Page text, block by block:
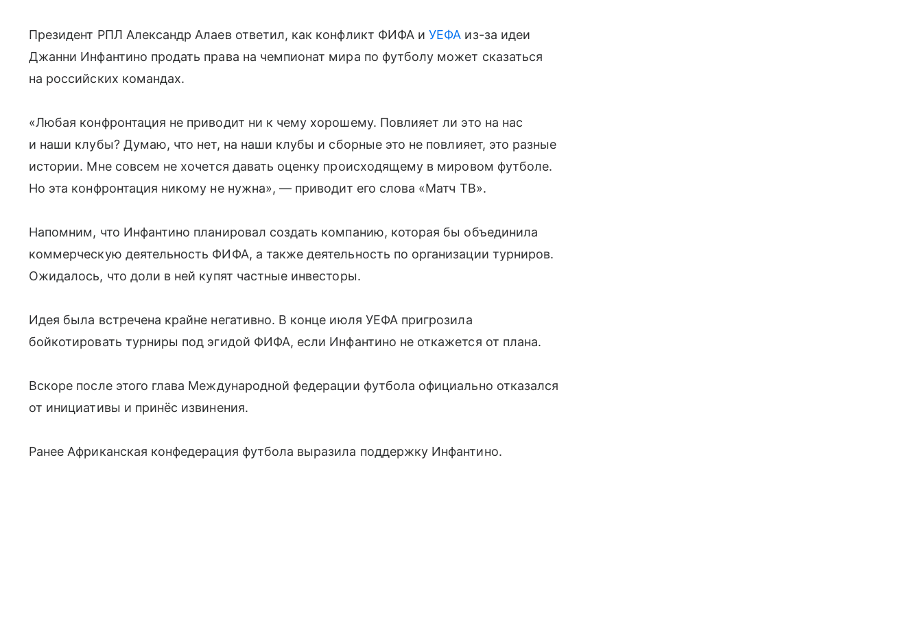
Президент РПЛ Александр Алаев ответил, как конфликт ФИФА иУЕФА из-за идеи
Джанни Инфантино продать права на чемпионат мира по футболу может сказаться
на российских командах.
«Любая конфронтация не приводит ни к чему хорошему. Повлияет ли это на нас
и наши клубы? Думаю, что нет, на наши клубы и сборные это не повлияет, это разные
истории. Мне совсем не хочется давать оценку происходящему в мировом футболе.
Но эта конфронтация никому не нужна», — приводит его слова «Матч ТВ».
Напомним, что Инфантино планировал создать компанию, которая бы объединила
коммерческую деятельность ФИФА, а также деятельность по организации турниров.
Ожидалось, что доли в ней купят частные инвесторы.
Идея была встречена крайне негативно. В конце июля УЕФА пригрозила
бойкотировать турниры под эгидой ФИФА, если Инфантино не откажется от плана.
Вскоре после этого глава Международной федерации футбола официально отказался
от инициативы и принёс извинения.
Ранее Африканская конфедерация футбола выразила поддержку Инфантино.